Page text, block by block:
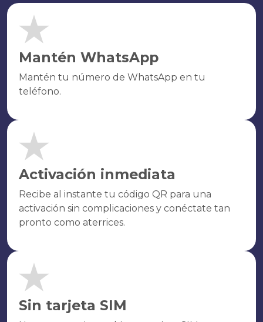
Mantén WhatsApp
Mantén tu número de WhatsApp en tu
teléfono.
Activación inmediata
Recibe al instante tu código QR para una
activación sin complicaciones y conéctate tan
pronto como aterrices.
Sin tarjeta SIM